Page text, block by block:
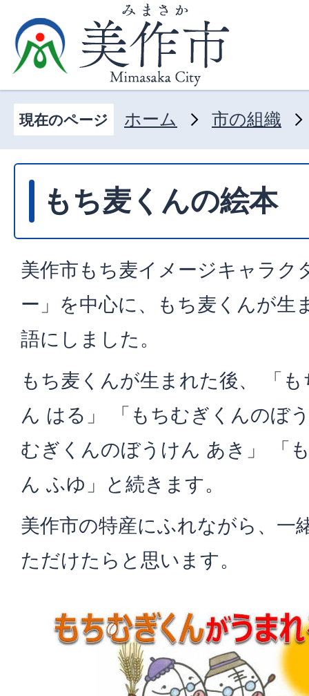
現在のページ ホーム 市の組織
もち麦くんの絵本
美作市もち麦イメージキャラク
ー」を中心に、もち麦くんが生
語にしました。
もち麦くんが生まれた後、 「
ん はる」 「もちむぎくんのぼ
むぎくんのぼうけん あき」 「
ん ふゆ」と続きます。
美作市の特産にふれながら、一
ただけたらと思います。